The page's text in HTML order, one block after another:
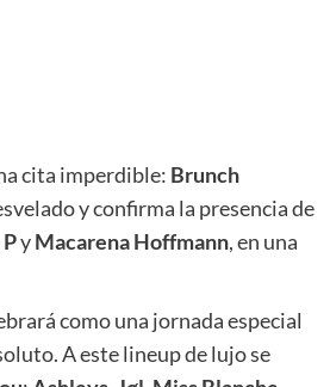
cita imperdible: Brunch
y confirma la presencia de
yMacarena Hoffmann, en una
como una jornada especial
A este lineup de lujo se